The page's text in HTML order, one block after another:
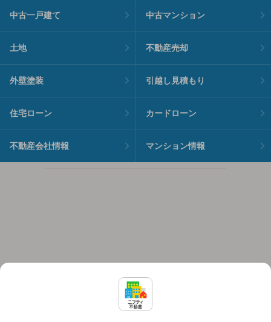
中古一戸建て 中古マンション
土地 不動産売却
外壁塗装 引越し見積もり
住宅ローン カードローン
不動産会社情報 マンション情報